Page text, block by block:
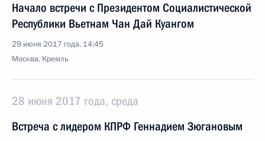
Начало встречи с Президентом Социалистической
Республики Вьетнам Чан Дай Куангом
29 июня 2017 года, 14:45
Москва, Кремль
28 июня 2017 года, среда
Встреча с лидером КПРФ Геннадием Зюгановым